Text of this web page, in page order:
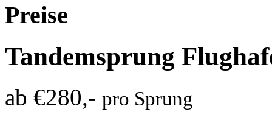
Preise
Tandemsprung
ab €280,- pro Sprung